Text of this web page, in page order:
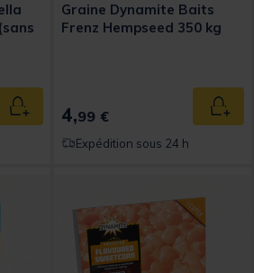
Ajouter au panier
Graine Dynamite Baits
Frenz Hempseed 350 kg
4,99 €
Expédition sous 24 h